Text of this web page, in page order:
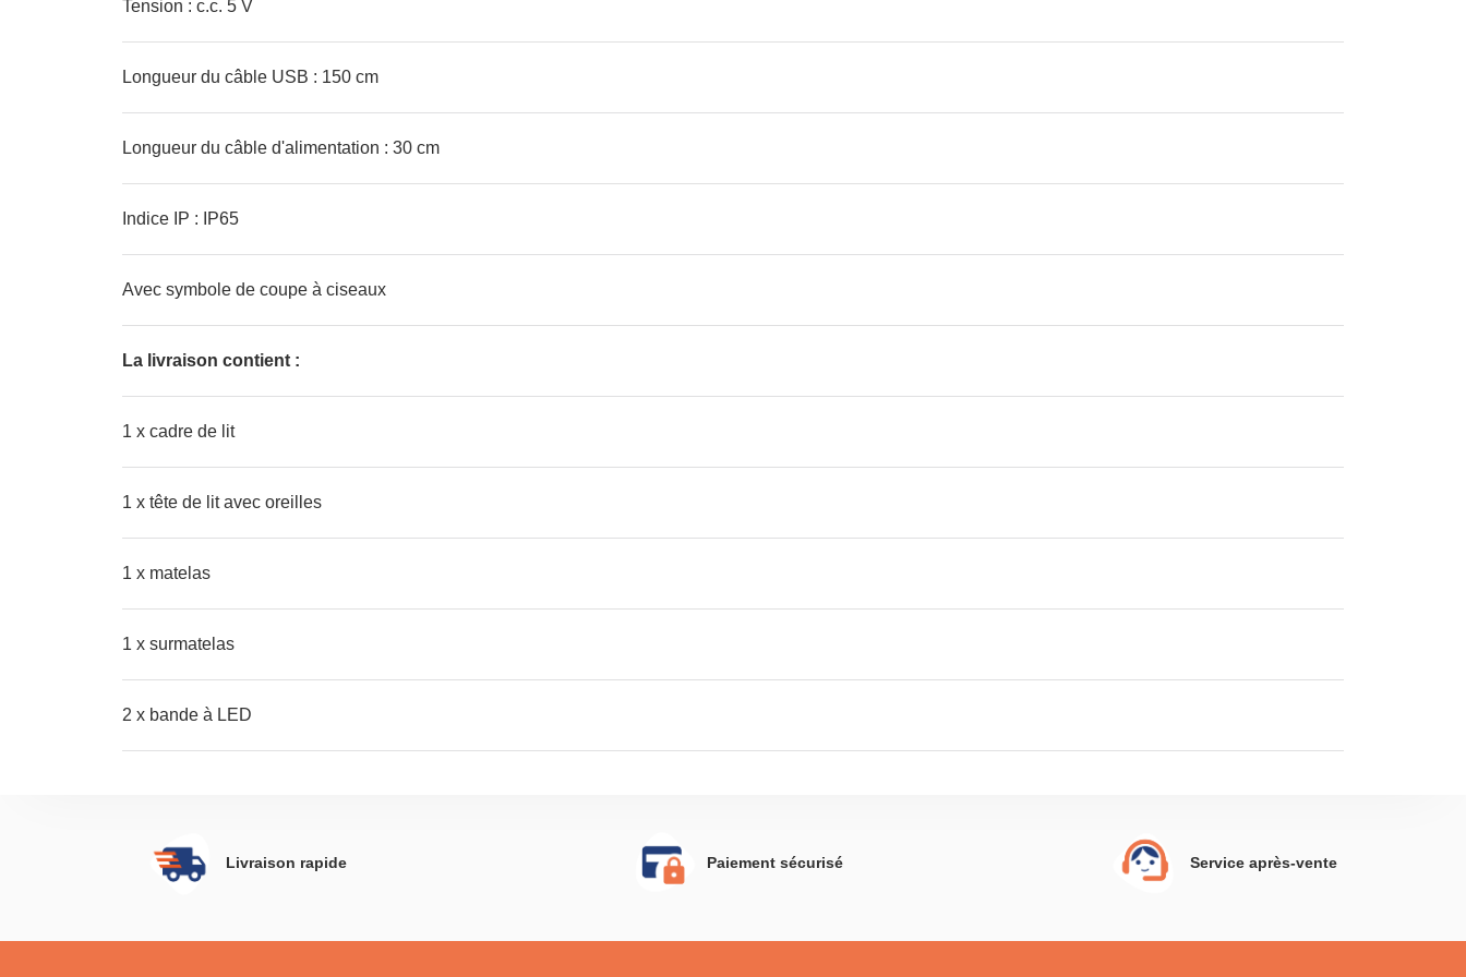
Tension : c.c. 5 V
Longueur du câble USB : 150 cm
Longueur du câble d'alimentation : 30 cm
Indice IP : IP65
Avec symbole de coupe à ciseaux
La livraison contient :
1 x cadre de lit
1 x tête de lit avec oreilles
1 x matelas
1 x surmatelas
2 x bande à LED
Livraison rapide Paiement sécurisé Service après-vente